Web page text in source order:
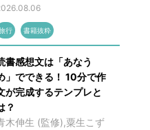
行 書籍抜粋
書感想文は「あなう
」でできる！ 10分で作
が完成するテンプレと
？
木伸生 (監修),粟生こず